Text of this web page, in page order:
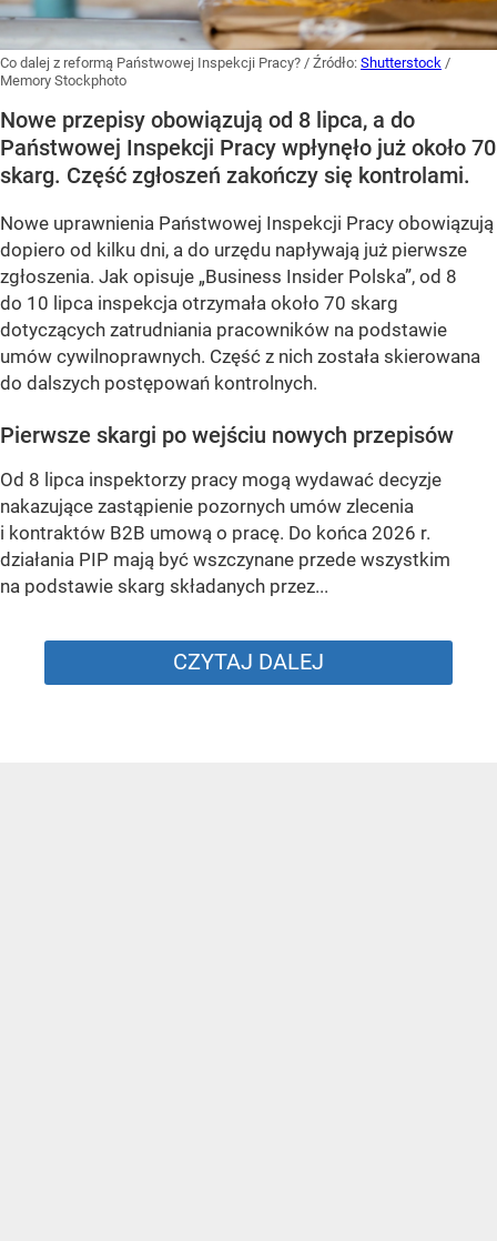
Co dalej z reformą Państwowej Inspekcji Pracy? / Źródło: Shutterstock /
Memory Stockphoto
Nowe przepisy obowiązują od 8 lipca, a do
Państwowej Inspekcji Pracy wpłynęło już około 70
skarg. Część zgłoszeń zakończy się kontrolami.
Nowe uprawnienia Państwowej Inspekcji Pracy obowiązują
dopiero od kilku dni, a do urzędu napływają już pierwsze
zgłoszenia. Jak opisuje „Business Insider Polska”, od 8
do 10 lipca inspekcja otrzymała około 70 skarg
dotyczących zatrudniania pracowników na podstawie
umów cywilnoprawnych. Część z nich została skierowana
do dalszych postępowań kontrolnych.
Pierwsze skargi po wejściu nowych przepisów
Od 8 lipca inspektorzy pracy mogą wydawać decyzje
nakazujące zastąpienie pozornych umów zlecenia
i kontraktów B2B umową o pracę. Do końca 2026 r.
działania PIP mają być wszczynane przede wszystkim
na podstawie skarg składanych przez...
CZYTAJ DALEJ